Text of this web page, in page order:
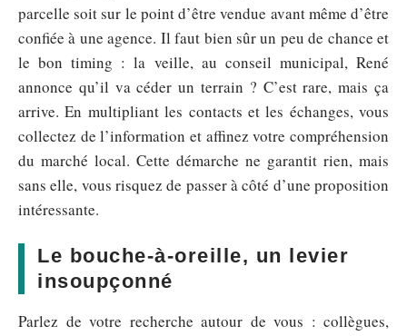
parcelle soit sur le point d’être vendue avant même d’être
confiée à une agence. Il faut bien sûr un peu de chance et
le bon timing : la veille, au conseil municipal, René
annonce qu’il va céder un terrain ? C’est rare, mais ça
arrive. En multipliant les contacts et les échanges, vous
collectez de l’information et affinez votre compréhension
du marché local. Cette démarche ne garantit rien, mais
sans elle, vous risquez de passer à côté d’une proposition
intéressante.
Le bouche-à-oreille, un levier
insoupçonné
Parlez de votre recherche autour de vous : collègues,